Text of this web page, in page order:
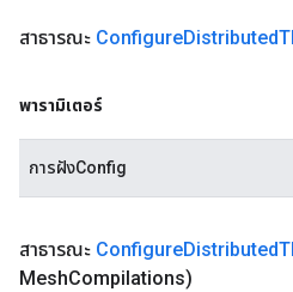
สาธารณะ ConfigureDistributed
พารามิเตอร์
การฝังConfig
สาธารณะ ConfigureDistributed
MeshCompilations)